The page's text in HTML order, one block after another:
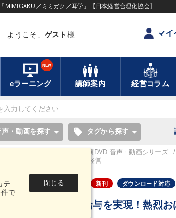
／ミミガク／耳学」【日本経営合理化協会】
ようこそ、 ゲスト 様 マ
eラーニング
NEW
講師案内 経営コラム
テ
で
閉じる
声・動画を探す local_offer タグから探す
経営者セミナー講演CD・講演DVD 音声・動画シリーズ
「爆発的な利益」を生み出す経営
音声・動画 新刊 ダウンロード対応
高収益×高給与を実現！熱烈